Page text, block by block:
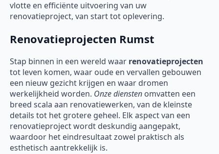
vlotte en efficiënte uitvoering van uw
renovatieproject, van start tot oplevering.
Renovatieprojecten Rumst
Stap binnen in een wereld waar renovatieprojecten
tot leven komen, waar oude en vervallen gebouwen
een nieuw gezicht krijgen en waar dromen
werkelijkheid worden. Onze diensten omvatten een
breed scala aan renovatiewerken, van de kleinste
details tot het grotere geheel. Elk aspect van een
renovatieproject wordt deskundig aangepakt,
waardoor het eindresultaat zowel praktisch als
esthetisch aantrekkelijk is.